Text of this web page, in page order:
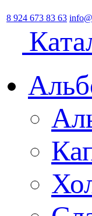
8 924 673 83 63